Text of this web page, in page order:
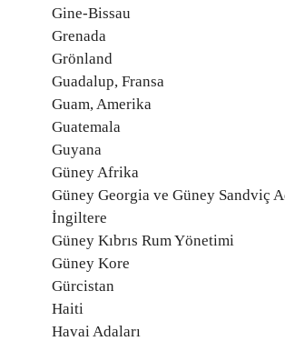
Gine-Bissau
Grenada
Grönland
Guadalup, Fransa
Guam, Amerika
Guatemala
Guyana
Güney Afrika
Güney Georgia ve Güney Sandviç
İngiltere
Güney Kıbrıs Rum Yönetimi
Güney Kore
Gürcistan
Haiti
Havai Adaları